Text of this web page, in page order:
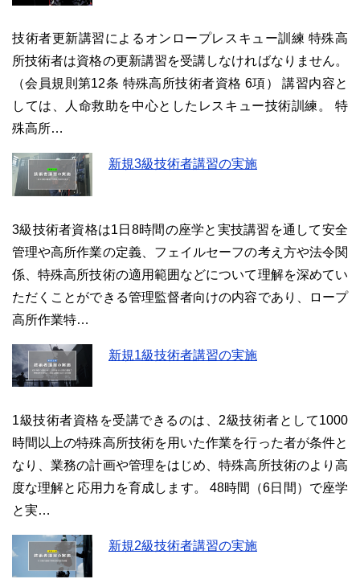
技術者更新講習によるオンロープレスキュー訓練 特殊高
所技術者は資格の更新講習を受講しなければなりません。
（会員規則第12条 特殊高所技術者資格 6項） 講習内容と
しては、人命救助を中心としたレスキュー技術訓練。 特
殊高所…
新規3級技術者講習の実施
3級技術者資格は1日8時間の座学と実技講習を通して安全
管理や高所作業の定義、フェイルセーフの考え方や法令関
係、特殊高所技術の適用範囲などについて理解を深めてい
ただくことができる管理監督者向けの内容であり、ロープ
高所作業特…
新規1級技術者講習の実施
1級技術者資格を受講できるのは、2級技術者として1000
時間以上の特殊高所技術を用いた作業を行った者が条件と
なり、業務の計画や管理をはじめ、特殊高所技術のより高
度な理解と応用力を育成します。 48時間（6日間）で座学
と実…
新規2級技術者講習の実施